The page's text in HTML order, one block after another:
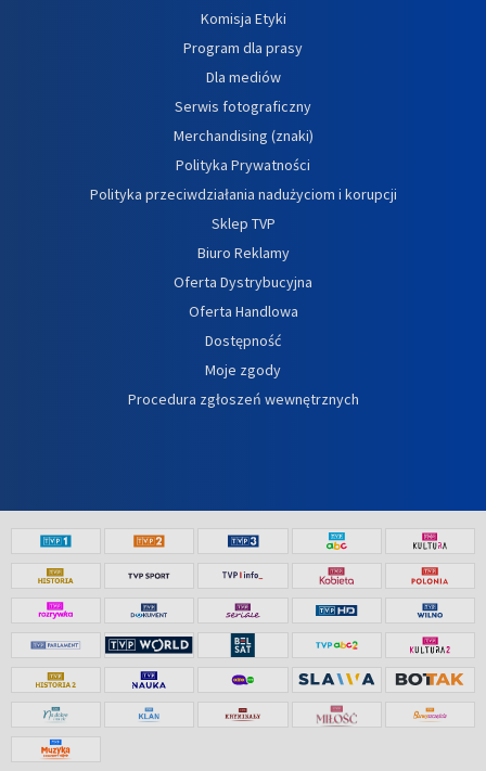
Komisja Etyki
Program dla prasy
Dla mediów
Serwis fotograficzny
Merchandising (znaki)
Polityka Prywatności
Polityka przeciwdziałania nadużyciom i korupcji
Sklep TVP
Biuro Reklamy
Oferta Dystrybucyjna
Oferta Handlowa
Dostępność
Moje zgody
Procedura zgłoszeń wewnętrznych